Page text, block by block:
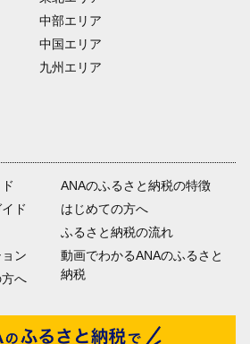
中部エリア
中国エリア
九州エリア
ド
ン
へ
ANAのふるさと納税の特徴
はじめての方へ
ふるさと納税の流れ
動画でわかるANAのふるさと
納税